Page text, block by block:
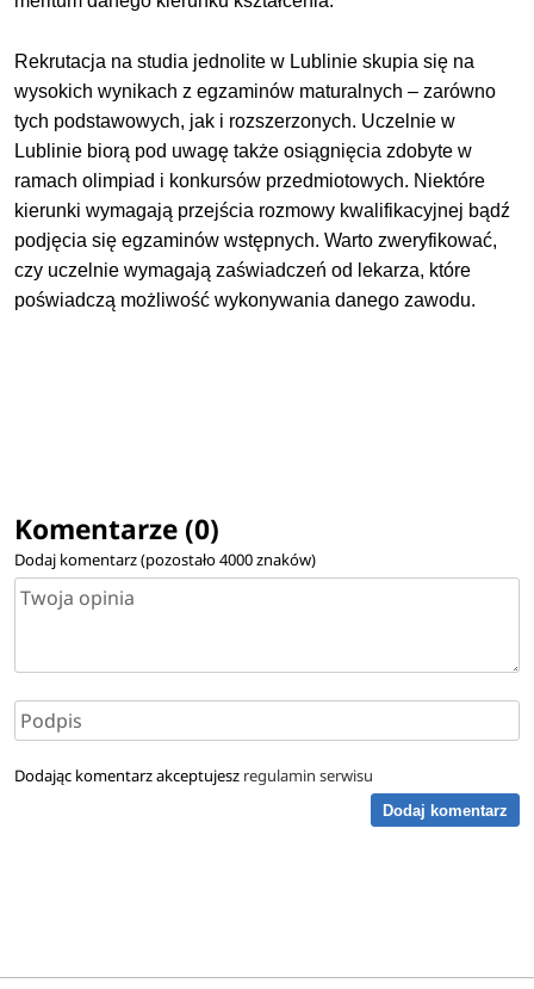
B
behawiorystyka zwierząt
bezpieczeństwo i certyfikacja żywności
bezpieczeństwo i higiena pracy
bezpieczeństwo narodowe
biobezpieczeństwo i zarządzanie kryzysowe
bioinżynieria
Rekrutacja na studia jednolite w Lublinie skupia się na
wysokich wynikach z egzaminów maturalnych – zarówno
tych podstawowych, jak i rozszerzonych. Uczelnie w
Lublinie biorą pod uwagę także osiągnięcia zdobyte w
ramach olimpiad i konkursów przedmiotowych. Niektóre
kierunki wymagają przejścia rozmowy kwalifikacyjnej bądź
podjęcia się egzaminów wstępnych. Warto zweryfikować,
czy uczelnie wymagają zaświadczeń od lekarza, które
poświadczą możliwość wykonywania danego zawodu.
Komentarze (0)
Dodaj komentarz (pozostało4000znaków)
Dodając komentarz akceptujesz regulamin serwisu
Dodaj komentarz